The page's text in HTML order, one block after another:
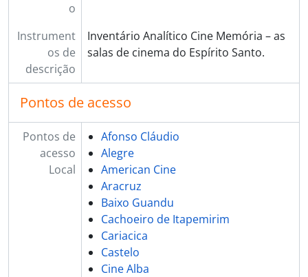
o
Instrument
os de
descrição
Inventário Analítico Cine Memória – as
salas de cinema do Espírito Santo.
Pontos de acesso
Pontos de
acesso
Local
Afonso Cláudio
Alegre
American Cine
Aracruz
Baixo Guandu
Cachoeiro de Itapemirim
Cariacica
Castelo
Cine Alba